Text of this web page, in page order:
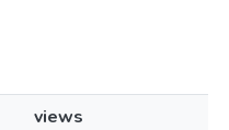
views